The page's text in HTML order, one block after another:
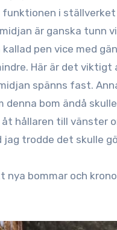
i
är ganska tunn
pen vice med
Här är det
spänns fast.
bom ändå
hållaren till vänster
trodde det skulle
nya bommar och